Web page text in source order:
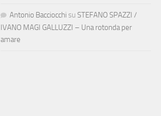
Antonio Bacciocchi su STEFANO SPAZZI /
IVANO MAGI GALLUZZI – Una rotonda per
amare